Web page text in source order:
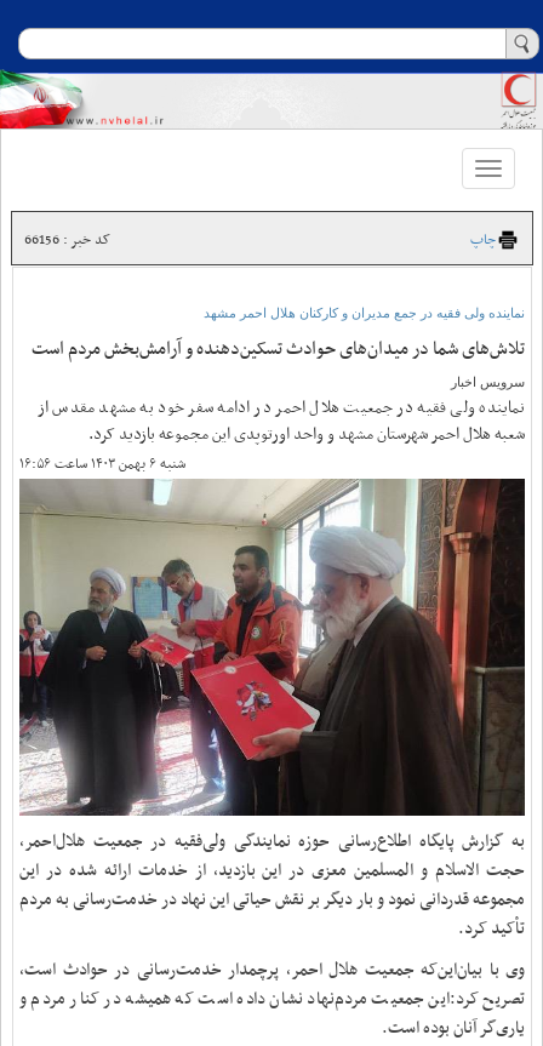
Toggle
navigation
چاپ کد خبر : 66156
نماینده ولی فقیه در جمع مدیران و کارکنان هلال احمر مشهد
تلاش‌های شما در میدان‌های حوادث تسکین‌دهنده‌ و آرامش‌بخش مردم است
سرویس اخبار
نماینده ولی فقیه در جمعیت هلال احمر در ادامه سفر خود به مشهد مقدس از
شعبه هلال احمر شهرستان مشهد و واحد اورتوپدی این مجموعه بازدید کرد.
شنبه ۶ بهمن ۱۴۰۳ ساعت ۱۶:۵۶
به گزارش پایگاه اطلاع‌رسانی حوزه نمایندگی ولی‌فقیه در جمعیت هلال‌احمر،
حجت الاسلام و المسلمین معزی در این بازدید، از خدمات ارائه شده در این
مجموعه قدردانی نمود و بار دیگر بر نقش حیاتی این نهاد در خدمت‌رسانی به مردم
تأکید کرد.
وی با بیان‌این‌که جمعیت هلال احمر، پرچمدار خدمت‌رسانی در حوادث است،
تصریح کرد:این جمعیت مردم‌نهاد نشان داده است که همیشه در کنار مردم و
یاری‌گر آنان بوده است.